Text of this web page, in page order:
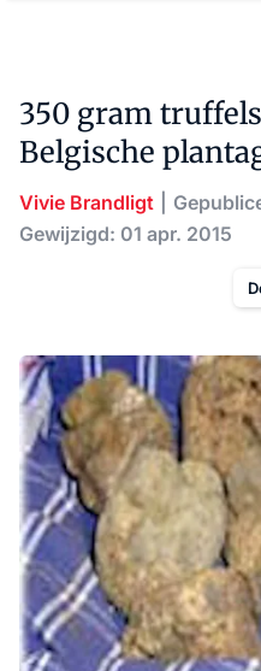
350 gram
Belgische
Vivie Brandligt
Gewijzigd: 01 apr. 2015